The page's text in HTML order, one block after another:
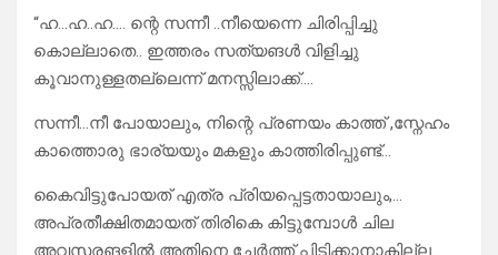
“ഹ‌‌…ഹ‌‌‌..ഹ‌‌…. ന്റെ സന്നീ ..നീയെന്നെ ചിരിപ്പിച്ചു
കൊല്ലാതെ‌.. ഇത്തരം സത്യങൾ വിളിച്ചു
കൂവാനുള്ളതല്ലെന്ന് മനസ്സിലാക്ക്….
സന്നീ…നീ പോയാലും, നിന്റെ പ്രണയം കാത്ത് ,സ്നേഹം
കാത്തൊരു ഭാര്യയും മകളും കാത്തിരിപ്പുണ്ട്…
കൈവിട്ടുപോയത് എത്ര പ്രിയപ്പെട്ടതായാലും,…
അപ്രതീക്ഷിതമായത് തിരികെ കിട്ടുമ്പോൾ ചില